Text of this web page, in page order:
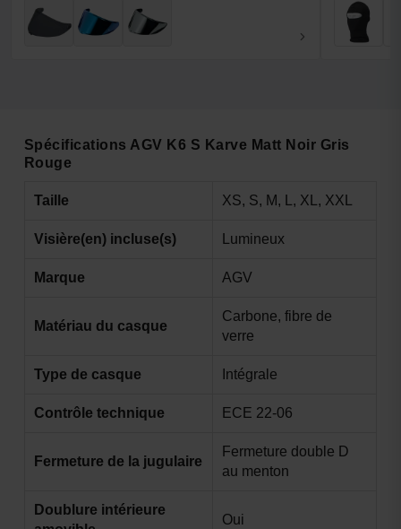
Spécifications AGV K6 S Karve Matt Noir Gris
Rouge
Taille XS, S, M, L, XL, XXL
Visière(en) incluse(s) Lumineux
Marque AGV
Matériau du casque
Carbone, fibre de
verre
Type de casque Intégrale
Contrôle technique ECE 22-06
Fermeture de la jugulaire
Fermeture double D
au menton
Doublure intérieure
Oui